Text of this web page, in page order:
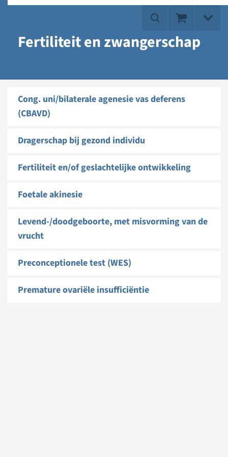
Fertiliteit en zwangerschap
Cong. uni/bilaterale agenesie vas deferens
(CBAVD)
Dragerschap bij gezond individu
Fertiliteit en/of geslachtelijke ontwikkeling
Foetale akinesie
Levend-/doodgeboorte, met misvorming van de
vrucht
Preconceptionele test (WES)
Premature ovariële insufficiëntie